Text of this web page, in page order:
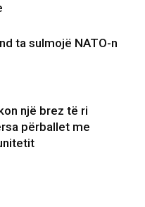
ta sulmojë NATO-n
një brez të ri
përballet me